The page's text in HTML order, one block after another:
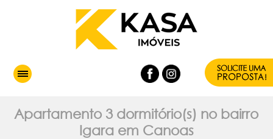
Apartamento 3 dormitório(s) no bairro
Igara em Canoas